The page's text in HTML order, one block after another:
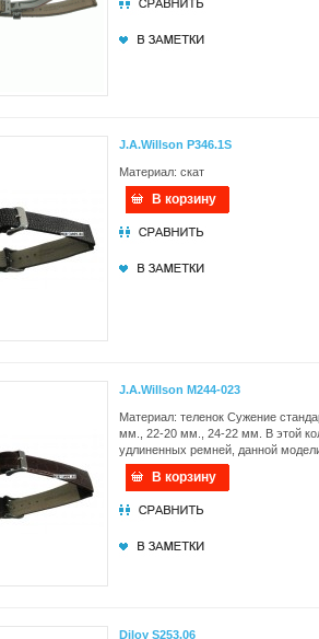
J.A.Willson P346.1S
Материал: скат
В корзину
J.A.Willson M244-023
Материал: теленок Сужение
мм., 22-20 мм., 24-22 мм. В этой
удлиненных ремней, данной
В корзину
Diloy S253.06